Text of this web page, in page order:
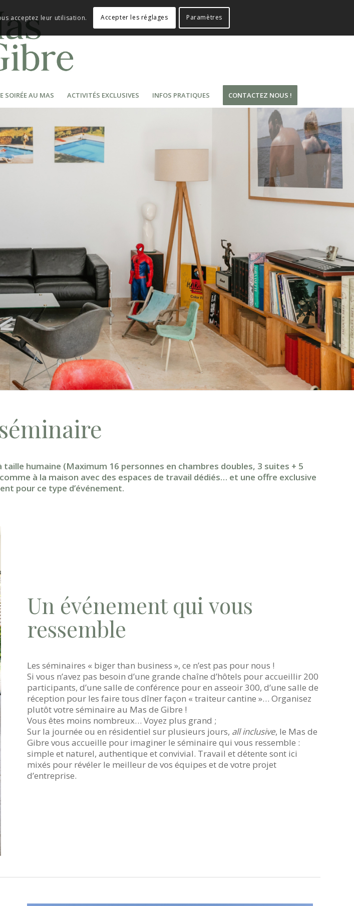
SOIRÉE AU MAS ACTIVITÉS EXCLUSIVES INFOS PRATIQUES CONTACTEZ NOUS !
humaine (Maximum 16 personnes en chambres doubles, 3 suites + 5
à la maison avec des espaces de travail dédiés… et une offre exclusive
pour ce type d’événement.
Un événement qui vous
ressemble
Les séminaires « biger than business », ce n’est pas pour nous !
Si vous n’avez pas besoin d’une grande chaîne d’hôtels pour accueillir 200
participants, d’une salle de conférence pour en asseoir 300, d’une salle de
réception pour les faire tous dîner façon « traiteur cantine »… Organisez
plutôt votre séminaire au Mas de Gibre !
Vous êtes moins nombreux… Voyez plus grand ;
Sur la journée ou en résidentiel sur plusieurs jours, all inclusive, le Mas de
Gibre vous accueille pour imaginer le séminaire qui vous ressemble :
simple et naturel, authentique et convivial. Travail et détente sont ici
mixés pour révéler le meilleur de vos équipes et de votre projet
d’entreprise.
acceptez leur utilisation. Accepter les réglages Paramètres